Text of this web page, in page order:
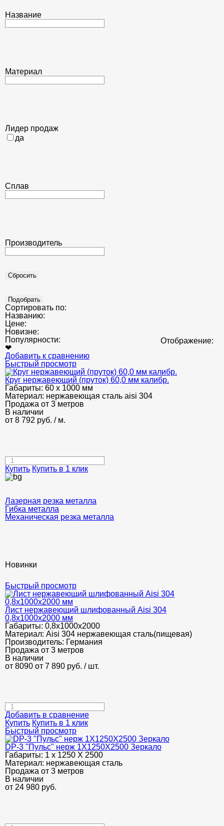
Название
Материал
Лидер продаж
да
Сплав
Производитель
Сортировать по:
Названию:
Цене:
Новизне:
Популярности:
Отображение:
❤
Добавить к сравнению
Быстрый просмотр
Круг нержавеющий (пруток) 60,0 мм калибр.
Габариты: 60 х 1000 мм
Материал: нержавеющая сталь aisi 304
Продажа от 3 метров
В наличии
от 8 792 руб. / м.
Купить Купить в 1 клик
Лазерная резка металла
Гибка металла
Механическая резка металла
Новинки
Быстрый просмотр
Лист нержавеющий шлифованный Aisi 304
0,8х1000х2000 мм
Габариты: 0,8х1000х2000
Материал: Aisi 304 нержавеющая сталь(пищевая)
Производитель: Германия
Продажа от 3 метров
В наличии
от 8090 от 7 890 руб. / шт.
Добавить в сравнение
Купить Купить в 1 клик
Быстрый просмотр
DP-3 "Пульс" нерж 1Х1250Х2500 Зеркало
Габариты: 1 х 1250 Х 2500
Материал: нержавеющая сталь
Продажа от 3 метров
В наличии
от 24 980 руб.